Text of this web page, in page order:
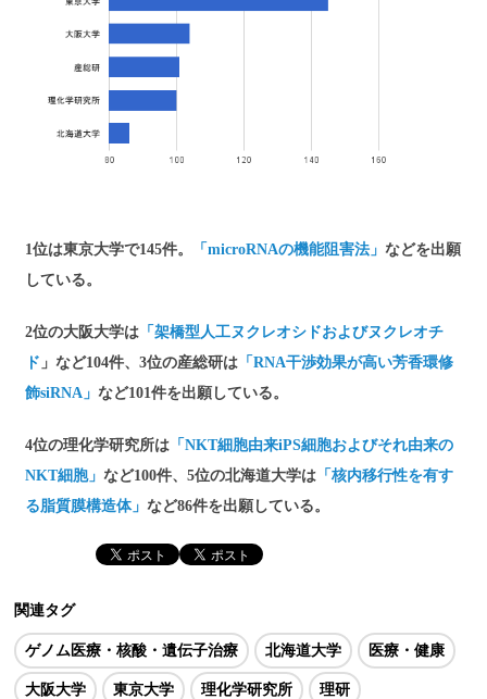
1位は東京大学で145件。 「microRNAの機能阻害法」などを出願
している。
2位の大阪大学は 「架橋型人工ヌクレオシドおよびヌクレオチ
ド 」など104件、3位の産総研は 「RNA干渉効果が高い芳香環修
飾siRNA」など101件を出願している。
4位の理化学研究所は 「NKT細胞由来iPS細胞およびそれ由来の
NKT細胞」など100件、5位の北海道大学は 「核内移行性を有す
る脂質膜構造体」など86件を出願している。
関連タグ
ゲノム医療・核酸・遺伝子治療 北海道大学 医療・健康
大阪大学 東京大学 理化学研究所 理研